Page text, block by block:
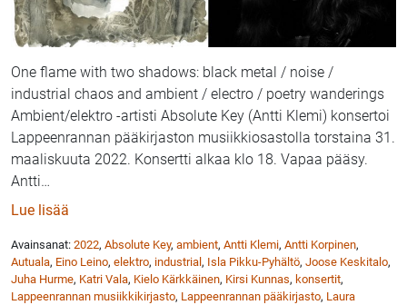
One flame with two shadows: black metal / noise /
industrial chaos and ambient / electro / poetry wanderings
Ambient/elektro -artisti Absolute Key (Antti Klemi) konsertoi
Lappeenrannan pääkirjaston musiikkiosastolla torstaina 31.
maaliskuuta 2022. Konsertti alkaa klo 18. Vapaa pääsy.
Antti …
Lue lisää
Avainsanat: 2022, Absolute Key, ambient, Antti Klemi, Antti Korpinen,
Autuala, Eino Leino, elektro, industrial, Isla Pikku-Pyhältö, Joose Keskitalo,
Juha Hurme, Katri Vala, Kielo Kärkkäinen, Kirsi Kunnas, konsertit,
Lappeenrannan musiikkikirjasto, Lappeenrannan pääkirjasto, Laura